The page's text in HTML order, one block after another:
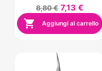
8,80 € 7,13 €
 Aggiungi al carrello